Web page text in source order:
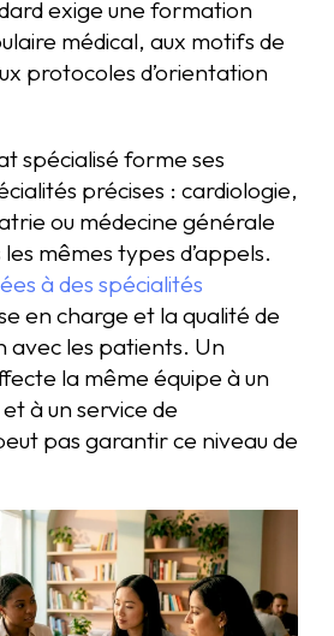
exige une formation
médical, aux motifs de
protocoles d’orientation
spécialisé forme ses
précises : cardiologie,
ou médecine générale
mêmes types d’appels.
à des spécialités
en charge et la qualité de
avec les patients. Un
la même équipe à un
à un service de
pas garantir ce niveau de